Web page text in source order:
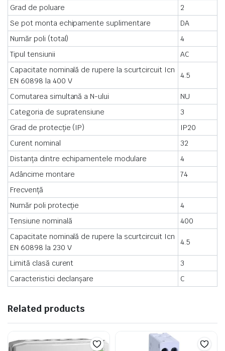
Grad de poluare
2
Se pot monta echipamente suplimentare
DA
Număr poli (total)
4
Tipul tensiunii
AC
Capacitate nominală de rupere la scurtcircuit Icn
EN 60898 la 400 V
4.5
Comutarea simultană a N-ului
NU
Categoria de supratensiune
3
Grad de protecție (IP)
IP20
Curent nominal
32
Distanța dintre echipamentele modulare
4
Adâncime montare
74
Frecvență
Număr poli protecţie
4
Tensiune nominală
400
Capacitate nominală de rupere la scurtcircuit Icn
EN 60898 la 230 V
4.5
Limită clasă curent
3
Caracteristici declanşare
C
Related products